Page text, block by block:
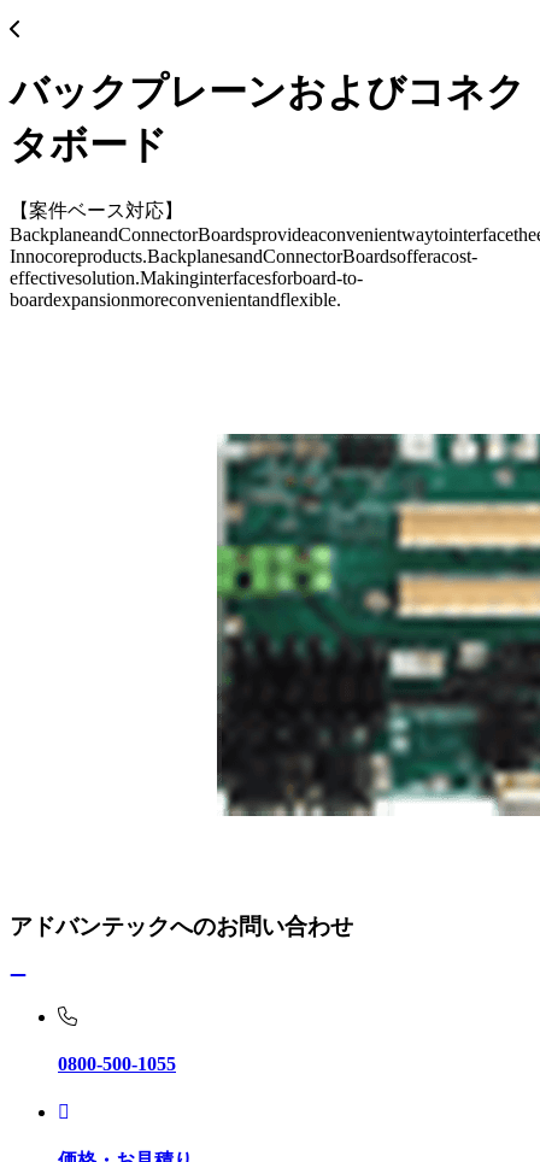
バックプレーンおよびコネク
タボード
【案件ベース対応】
Innocoreproducts.BackplanesandConnectorBoardsofferacost-
effectivesolution.Makinginterfacesforboard-to-
boardexpansionmoreconvenientandflexible.
アドバンテックへのお問い合わせ
0800-500-1055